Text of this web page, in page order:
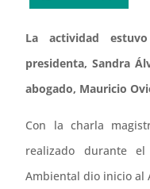
La actividad
presidenta, Sandra
abogado, Mauricio
Con la charla
realizado durante
Ambiental dio inicio al